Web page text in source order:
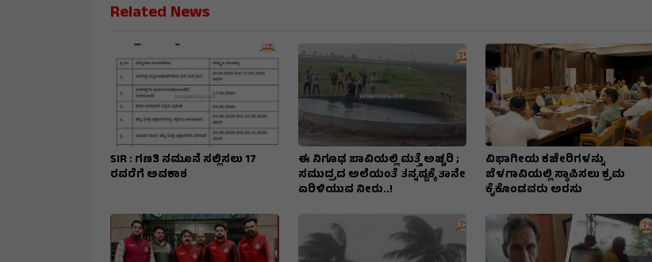
Related News
SIR : ಗಣತಿ ನಮೂನೆ ಸಲ್ಲಿಸಲು 17
ರವರೆಗೆ ಅವಕಾಶ
ಈ ನಿಗೂಢ ಬಾವಿಯಲ್ಲಿ ಮತ್ತೆ ಅಚ್ಚರಿ ;
ಸಮುದ್ರದ ಅಲೆಯಂತೆ ತನ್ನಷ್ಟಕ್ಕೆ ತಾನೇ
ಏರಿಳಿಯುವ ನೀರು..!
ವಿಭಾಗೀಯ ಕಚೇರಿಗಳನ್ನು
ಬೆಳಗಾವಿಯಲ್ಲಿ ಸ್ಥಾಪಿಸಲು ಕ್ರಮ
ಕೈಕೊಂಡವರು ಅರಸು